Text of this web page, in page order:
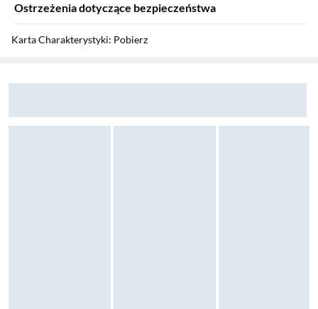
Ostrzeżenia dotyczące bezpieczeństwa
Karta Charakterystyki: Pobierz